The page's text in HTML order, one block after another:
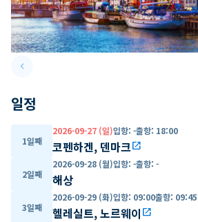
keyboard_arrow_leftPrevious slide
일정
1일째
2026-09-27 (일)입항: -출항: 18:00
코펜하겐, 덴마크open_in_new
2일째
2026-09-28 (월)입항: -출항: -
해상
3일째
2026-09-29 (화)입항: 09:00출항: 09:45
헬레실트, 노르웨이 open_in_new